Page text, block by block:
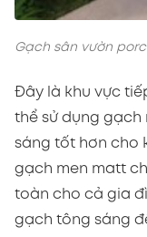
Gạch sân vườn
Đây là khu vực
thể sử dụng gạch
sáng tốt hơn cho
gạch men matt
toàn cho cả gia
gạch tông sáng